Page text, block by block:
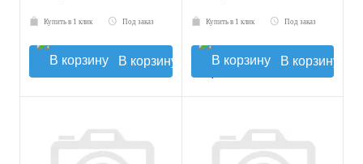
Купить в 1 клик Под заказ
В корзину
Купить в 1 клик Под заказ
В корзину